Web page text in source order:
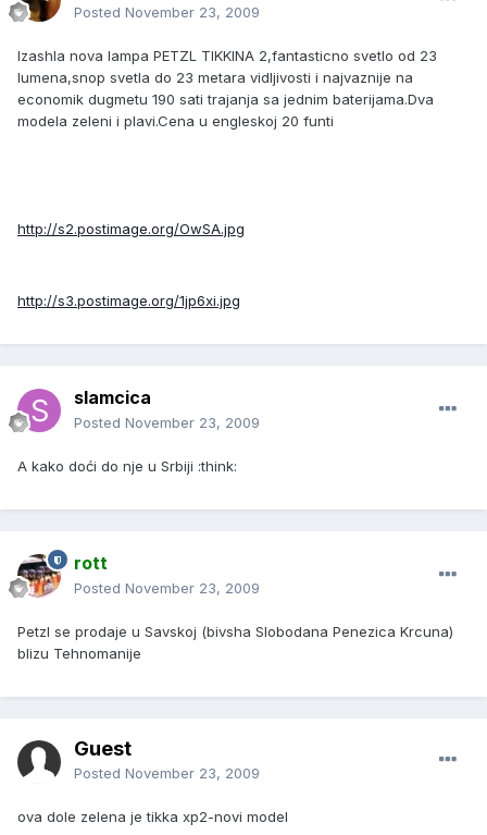
Posted November 23, 2009
Izashla nova lampa PETZL TIKKINA 2,fantasticno svetlo od 23
lumena,snop svetla do 23 metara vidljivosti i najvaznije na
economik dugmetu 190 sati trajanja sa jednim baterijama.Dva
modela zeleni i plavi.Cena u engleskoj 20 funti
http://s2.postimage.org/OwSA.jpg
http://s3.postimage.org/1jp6xi.jpg
slamcica
Posted November 23, 2009
A kako doći do nje u Srbiji :think:
rott
Posted November 23, 2009
Petzl se prodaje u Savskoj (bivsha Slobodana Penezica Krcuna)
blizu Tehnomanije
Guest
Posted November 23, 2009
ova dole zelena je tikka xp2-novi model